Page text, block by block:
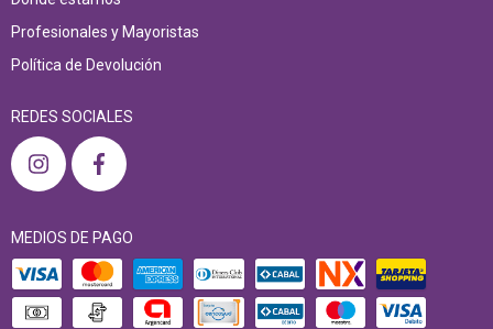
Profesionales y Mayoristas
Política de Devolución
REDES SOCIALES
MEDIOS DE PAGO